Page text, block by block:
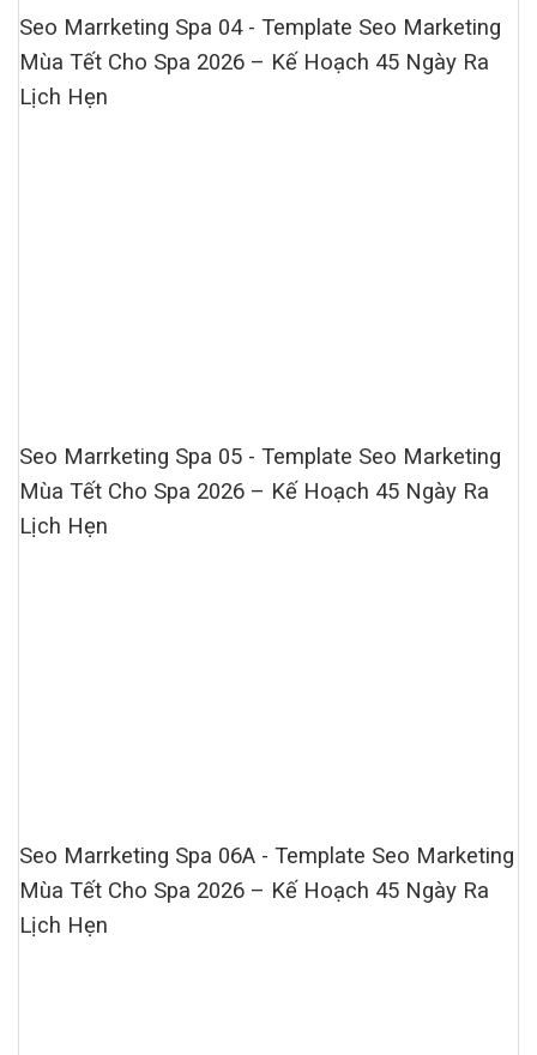
Seo Marrketing Spa 04 - Template Seo Marketing
Mùa Tết Cho Spa 2026 – Kế Hoạch 45 Ngày Ra
Lịch Hẹn
Seo Marrketing Spa 05 - Template Seo Marketing
Mùa Tết Cho Spa 2026 – Kế Hoạch 45 Ngày Ra
Lịch Hẹn
Seo Marrketing Spa 06A - Template Seo Marketing
Mùa Tết Cho Spa 2026 – Kế Hoạch 45 Ngày Ra
Lịch Hẹn